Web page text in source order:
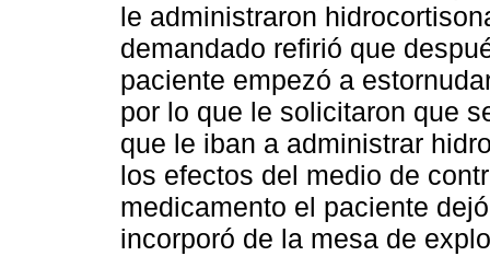
le administraron
demandado refirió que
paciente empezó a
por lo que le solicitaron que
que le iban a administrar
los efectos del medio de
medicamento el paciente
incorporó de la mesa de